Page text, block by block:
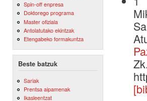
Spin-off enpresa
Doktorego programa
Master ofiziala
Antolatutako ekintzak
Etengabeko formakuntza
Beste batzuk
Sariak
Prentsa aipamenak
Ikasleentzat